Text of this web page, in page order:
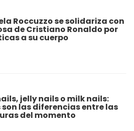
Roccuzzo se solidariza con
de Cristiano Ronaldo por
a su cuerpo
jelly nails o milk nails:
son las diferencias entre las
del momento